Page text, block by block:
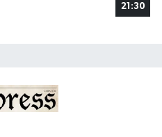
21:30